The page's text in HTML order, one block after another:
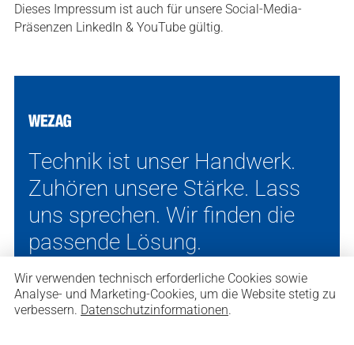
Dieses Impressum ist auch für unsere Social-Media-
Präsenzen LinkedIn & YouTube gültig.
Technik ist unser Handwerk.
Zuhören unsere Stärke. Lass
uns sprechen. Wir finden die
passende Lösung.
Wir verwenden technisch erforderliche Cookies sowie
Analyse- und Marketing-Cookies, um die Website stetig zu
verbessern. Datenschutzinformationen.